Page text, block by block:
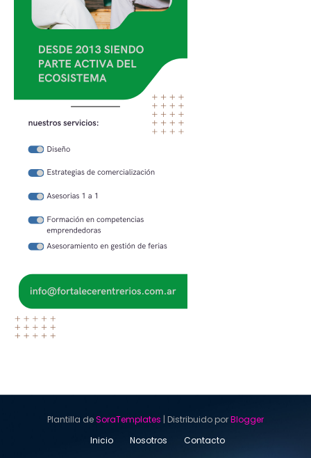
Plantilla deSoraTemplates | Distribuido porBlogger
Inicio
Nosotros Contacto